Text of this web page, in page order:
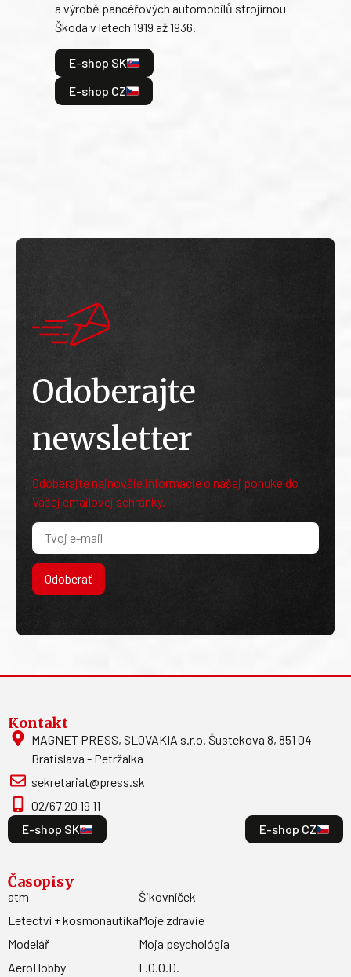
a výrobě pancéřových automobilů strojírnou
Škoda v letech 1919 až 1936.
E-shop SK
E-shop CZ
Odoberajte
newsletter
Odoberajte najnovšie informácie o našej ponuke do
Vašej emailovej schránky.
Odoberať
Kontakt
MAGNET PRESS, SLOVAKIA s.r.o. Šustekova 8, 851 04
Bratislava - Petržalka
sekretariat@press.sk
02/67 20 19 11
E-shop SK
E-shop CZ
Časopisy
atm
Letectví + kosmonautika
Modelář
AeroHobby
Šikovníček
Moje zdravie
Moja psychológia
F.O.O.D.